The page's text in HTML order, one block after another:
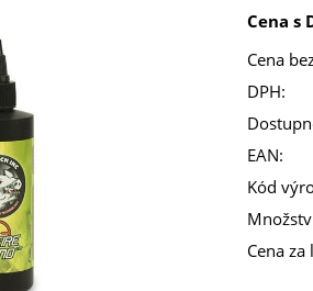
Cena s
Cena
DPH:
EAN:
Kód
Cena za